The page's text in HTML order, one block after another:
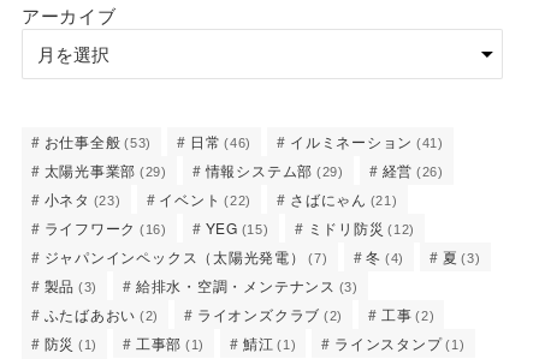
アーカイブ
お仕事全般 (53) 日常 (46) イルミネーション (41)
太陽光事業部 (29) 情報システム部 (29) 経営 (26)
小ネタ (23) イベント (22) さばにゃん (21)
ライフワーク (16) YEG (15) ミドリ防災 (12)
ジャパンインペックス（太陽光発電） (7) 冬 (4) 夏 (3)
製品 (3) 給排水・空調・メンテナンス (3)
ふたばあおい (2) ライオンズクラブ (2) 工事 (2)
防災 (1) 工事部 (1) 鯖江 (1) ラインスタンプ (1)